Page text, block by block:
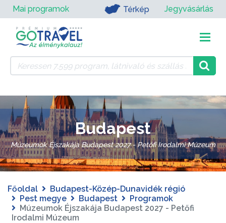
Mai programok Térkép Jegyvásárlás
Budapest
Múzeumok Éjszakája Budapest 2027 - Petőfi Irodalmi Múzeum
Főoldal
Budapest-Közép-Dunavidék régió
Pest megye
Budapest
Programok
Múzeumok Éjszakája Budapest 2027 - Petőfi
Irodalmi Múzeum